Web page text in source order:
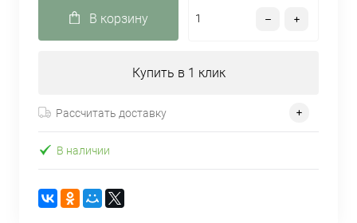
В корзину
Купить в 1 клик
Рассчитать доставку
В наличии